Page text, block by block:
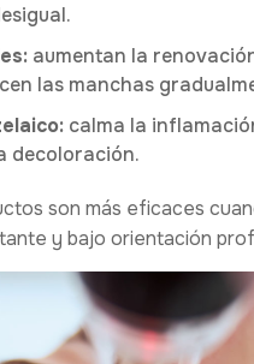
aumentan la
las manchas
calma la
decoloración.
son más eficaces
y bajo orientación